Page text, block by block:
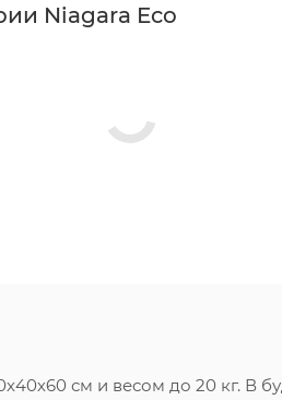
Niagara Eco
см и весом до 20 кг. В